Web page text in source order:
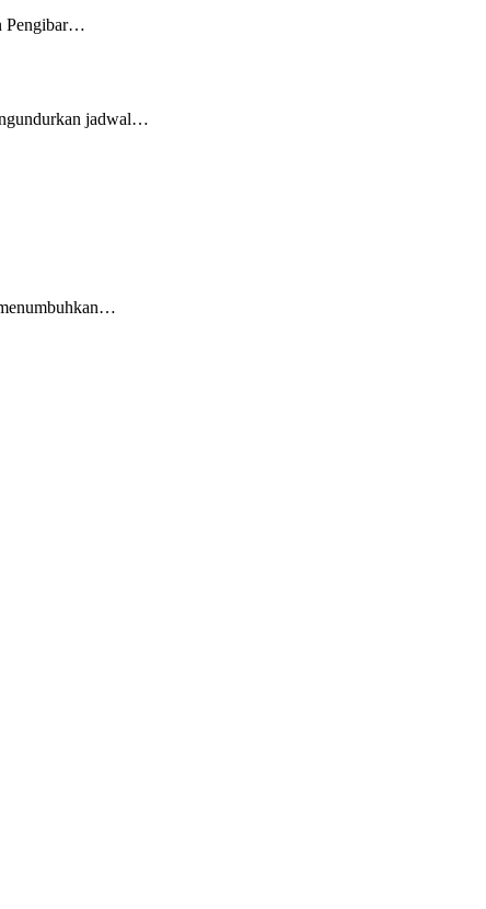
Pengibar…
jadwal…